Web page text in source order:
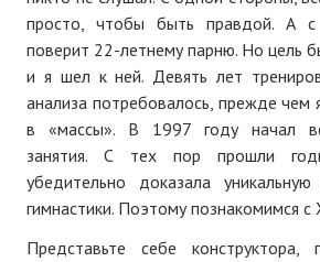
просто, чтобы быть правдой. А
поверит 22-летнему парню. Но цель
и я шел к ней. Девять лет
анализа потребовалось, прежде чем
в «массы». В 1997 году начал
занятия. С тех пор прошли
убедительно доказала уникальную
гимнастики. Поэтому познакомимся
Представьте себе конструктора,